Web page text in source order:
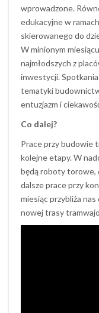
wprowadzone.
edukacyjne w
skierowanego do
W minionym
najmłodszych z
inwestycji. Spotkania
tematyki
entuzjazm i
Co dalej?
Prace przy budowie
kolejne etapy. W
będą roboty torowe,
dalsze prace przy
miesiąc przybliża
nowej trasy